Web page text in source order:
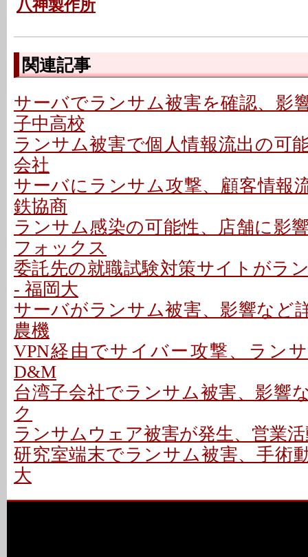
八神製作所
関連記事
サーバでランサム被害を確認、影
子中高校
ランサム被害で個人情報流出の可
会社
サーバにランサム攻撃、顧客情報
鉄協商
ランサム感染の可能性、店舗に影
フォックス
委託先の就職試験対策サイトがラ
- 福岡大
サーバがランサム被害、影響など
農機
VPN経由でサイバー攻撃、ラン
D&M
台湾子会社でランサム被害、影響
ク
ランサムウェア被害が発生、営業
研究室端末でランサム被害、手術
大